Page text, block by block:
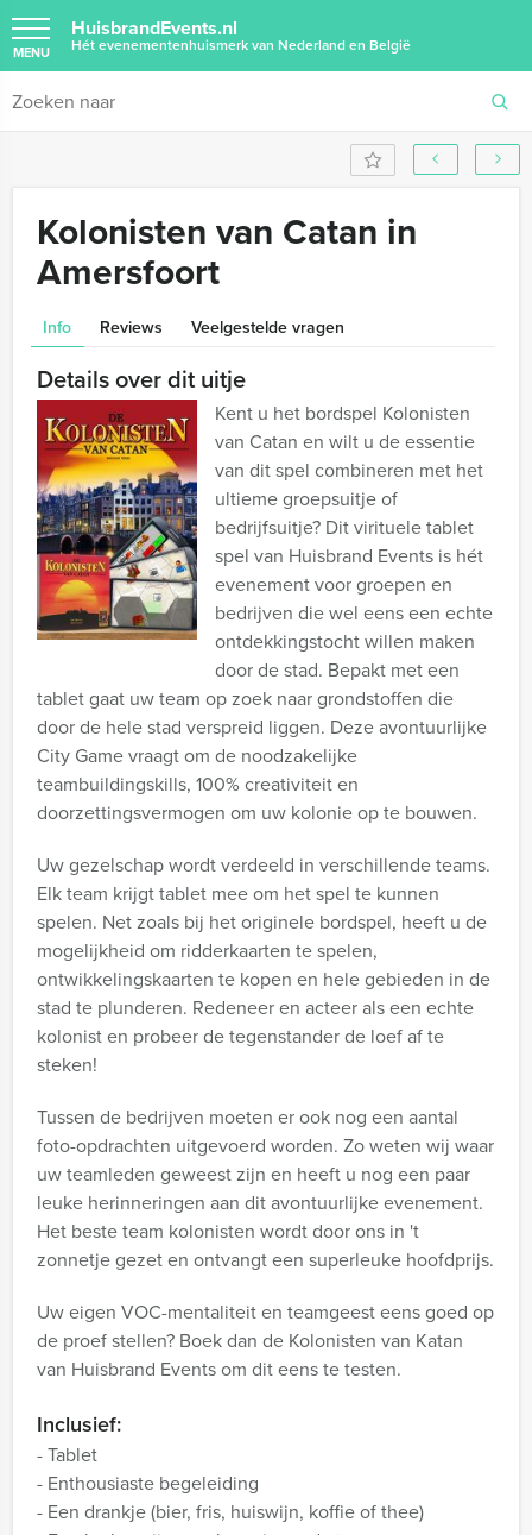
HuisbrandEvents.nl
Hét evenementenhuismerk van Nederland en België
MENU
Kolonisten van Catan in
Amersfoort
Info Reviews Veelgestelde vragen
Details over dit uitje
Kent u het bordspel Kolonisten
van Catan en wilt u de essentie
van dit spel combineren met het
ultieme groepsuitje of
bedrijfsuitje? Dit virituele tablet
spel van Huisbrand Events is hét
evenement voor groepen en
bedrijven die wel eens een echte
ontdekkingstocht willen maken
door de stad. Bepakt met een
tablet gaat uw team op zoek naar grondstoffen die
door de hele stad verspreid liggen. Deze avontuurlijke
City Game vraagt om de noodzakelijke
teambuildingskills, 100% creativiteit en
doorzettingsvermogen om uw kolonie op te bouwen.
Uw gezelschap wordt verdeeld in verschillende teams.
Elk team krijgt tablet mee om het spel te kunnen
spelen. Net zoals bij het originele bordspel, heeft u de
mogelijkheid om ridderkaarten te spelen,
ontwikkelingskaarten te kopen en hele gebieden in de
stad te plunderen. Redeneer en acteer als een echte
kolonist en probeer de tegenstander de loef af te
steken!
Tussen de bedrijven moeten er ook nog een aantal
foto-opdrachten uitgevoerd worden. Zo weten wij waar
uw teamleden geweest zijn en heeft u nog een paar
leuke herinneringen aan dit avontuurlijke evenement.
Het beste team kolonisten wordt door ons in 't
zonnetje gezet en ontvangt een superleuke hoofdprijs.
Uw eigen VOC-mentaliteit en teamgeest eens goed op
de proef stellen? Boek dan de Kolonisten van Katan
van Huisbrand Events om dit eens te testen.
Inclusief:
- Tablet
- Enthousiaste begeleiding
- Een drankje (bier, fris, huiswijn, koffie of thee)